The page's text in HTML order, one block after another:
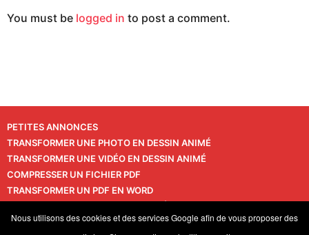
You must be logged in to post a comment.
PETITES ANNONCES
TRANSFORMER UNE PHOTO EN DESSIN ANIMÉ
TRANSFORMER UNE VIDÉO EN DESSIN ANIMÉ
COMPRESSER UN FICHIER PDF
TRANSFORMER UN PDF EN WORD
VIE PRIVÉE
Nous utilisons des cookies et des services Google afin de vous proposer des